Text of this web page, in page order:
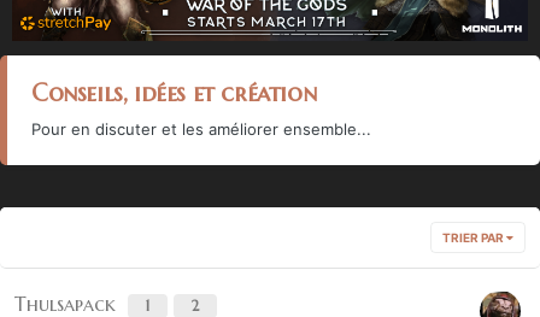
Conseils, idées et création
Pour en discuter et les améliorer ensemble...
TRIER PAR
Thulsapack 1 2